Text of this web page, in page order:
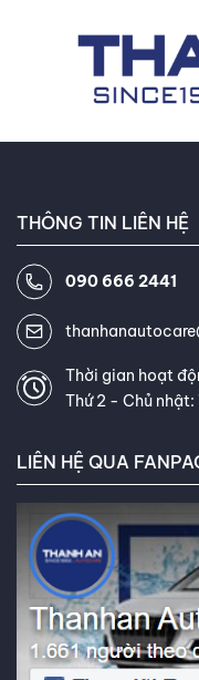
Công nghệ lốp
Self-Healing &
THÔNG TIN LIÊN HỆ
090 666 2441
Thời gian hoạt
Thứ 2 - Chủ nhật: